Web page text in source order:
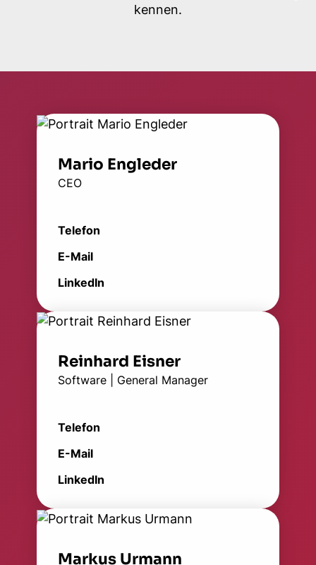
kennen.
Mario Engleder
CEO
Telefon
E-Mail
LinkedIn
Reinhard Eisner
Software | General Manager
Telefon
E-Mail
LinkedIn
Markus Urmann